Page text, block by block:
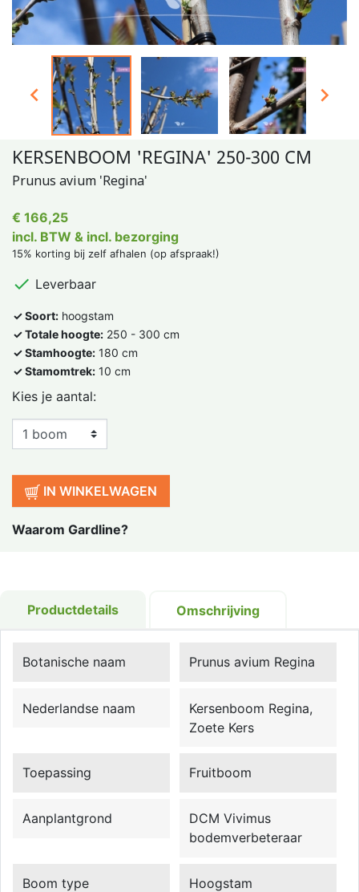
 
KERSENBOOM 'REGINA' 250-300 CM
Prunus avium 'Regina'
€ 166,25
incl. BTW & incl. bezorging
15% korting bij zelf afhalen (op afspraak!)
 Leverbaar
✓ Soort: hoogstam
✓ Totale hoogte: 250 - 300 cm
✓ Stamhoogte: 180 cm
✓ Stamomtrek: 10 cm
Kies je aantal:
IN WINKELWAGEN
Waarom Gardline?
Productdetails Omschrijving
Botanische naam Prunus avium Regina
Nederlandse naam
Kersenboom Regina,
Zoete Kers
Toepassing Fruitboom
Aanplantgrond
DCM Vivimus
bodemverbeteraar
Boom type Hoogstam